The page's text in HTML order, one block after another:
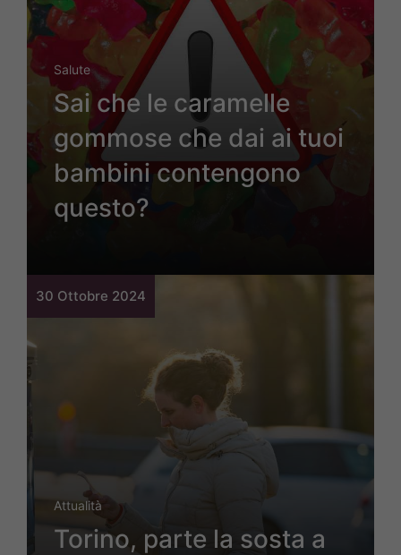
Salute
Sai che le caramelle
gommose che dai ai tuoi
bambini contengono
questo?
30 Ottobre 2024
Attualità
Torino, parte la sosta a